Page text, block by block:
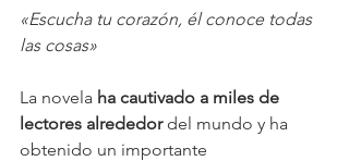
«Escucha tu corazón, él conoce todas
las cosas»
La novela ha cautivado a miles de
lectores alrededor del mundo y ha
obtenido un importante